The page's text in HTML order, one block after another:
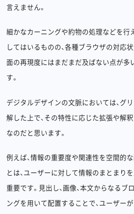
言えません。
細かなカーニングや約物の処理などを行
してはいるものの、各種ブラウザの対応
面の再現度にはまだまだ及ばない点が多
す。
デジタルデザインの文脈においては、グ
解した上で、その特性に応じた拡張や解
なのだと思います。
例えば、情報の重要度や関連性を空間的
とは、ユーザーに対して情報のまとまり
重要です。見出し、画像、本文からなるブ
ングを用いて配置することで、ユーザー